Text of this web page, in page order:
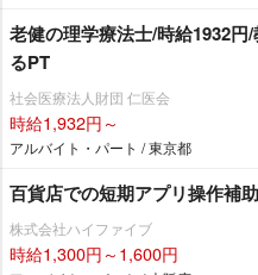
老健の理学療法士/時給1932
るPT
社会医療法人財団 仁医会
時給1,932円～
アルバイト・パート / 東京都
百貨店での短期アプリ操作補
株式会社ハイファイブ
時給1,300円～1,600円